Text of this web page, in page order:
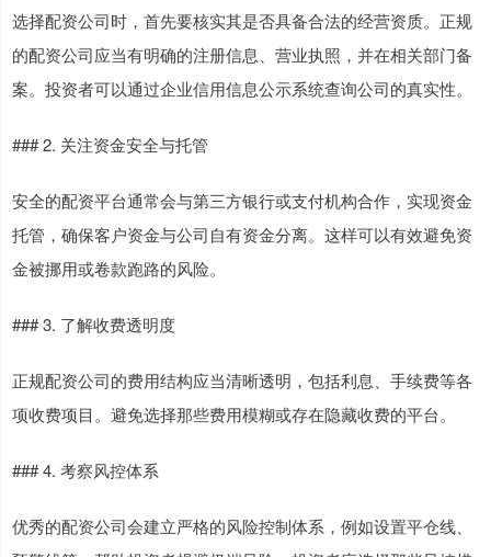
选择配资公司时，首先要核实其是否具备合法的经营资质。正规
的配资公司应当有明确的注册信息、营业执照，并在相关部门备
案。投资者可以通过企业信用信息公示系统查询公司的真实性。
### 2. 关注资金安全与托管
安全的配资平台通常会与第三方银行或支付机构合作，实现资金
托管，确保客户资金与公司自有资金分离。这样可以有效避免资
金被挪用或卷款跑路的风险。
### 3. 了解收费透明度
正规配资公司的费用结构应当清晰透明，包括利息、手续费等各
项收费项目。避免选择那些费用模糊或存在隐藏收费的平台。
### 4. 考察风控体系
优秀的配资公司会建立严格的风险控制体系，例如设置平仓线、